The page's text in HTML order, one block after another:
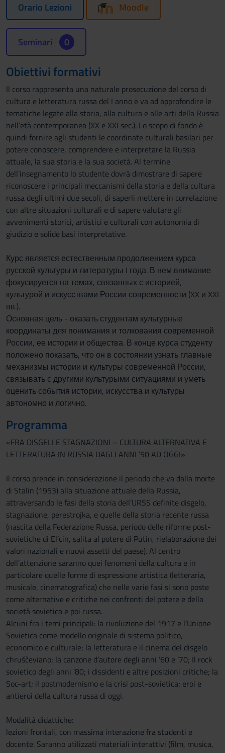
Orario Lezioni Moodle
Seminari 0
Obiettivi formativi
Il corso rappresenta una naturale prosecuzione del corso di
cultura e letteratura russa del I anno e va ad approfondire le
tematiche legate alla storia, alla cultura e alle arti della Russia
nell’età contemporanea (XX e XXI sec.). Lo scopo di fondo è
quindi fornire agli studenti le coordinate culturali basilari per
potere conoscere, comprendere e interpretare la Russia
attuale, la sua storia e la sua società. Al termine
dell’insegnamento lo studente dovrà dimostrare di sapere
riconoscere i principali meccanismi della storia e della cultura
russa degli ultimi due secoli, di saperli mettere in correlazione
con altre situazioni culturali e di sapere valutare gli
avvenimenti storici, artistici e culturali con autonomia di
giudizio e solide basi interpretative.
Курс является естественным продолжением курса
русской культуры и литературы I года. В нем внимание
фокусируется на темах, связанных с историей,
культурой и искусствами России современности (XX и XXI
вв.).
Основная цель - оказать студентам культурные
координаты для понимания и толкования современной
России, ее истории и общества. В конце курса студенту
положено показать, что он в состоянии узнать главные
механизмы истории и культуры современной России,
связывать с другими культурыми ситуациями и уметь
оценить события истории, искусства и культуры
автономно и логично.
Programma
«FRA DISGELI E STAGNAZIONI – CULTURA ALTERNATIVA E
LETTERATURA IN RUSSIA DAGLI ANNI ’50 AD OGGI»
Il corso prende in considerazione il periodo che va dalla morte
di Stalin (1953) alla situazione attuale della Russia,
attraversando le fasi della storia dell’URSS definite disgelo,
stagnazione, perestrojka, e quelle della storia recente russa
(nascita della Federazione Russa, periodo delle riforme post-
sovietiche di El’cin, salita al potere di Putin, rielaborazione dei
valori nazionali e nuovi assetti del paese). Al centro
dell’attenzione saranno quei fenomeni della cultura e in
particolare quelle forme di espressione artistica (letteraria,
musicale, cinematografica) che nelle varie fasi si sono poste
come alternative e critiche nei confronti del potere e della
società sovietica e poi russa.
Alcuni fra i temi principali: la rivoluzione del 1917 e l’Unione
Sovietica come modello originale di sistema politico,
ecоnomico e culturale; la letteratura e il cinema del disgelo
chruščeviano; la canzone d’autore degli anni ’60 e ’70; Il rock
sovietico degli anni ’80; i dissidenti e altre posizioni critiche; la
Soc-art; il postmodernismo e la crisi post-sovietica; eroi e
antieroi della cultura russa di oggi.
Modalità didattiche:
lezioni frontali, con massima interazione fra studenti e
docente. Saranno utilizzati materiali interattivi (film, musica,